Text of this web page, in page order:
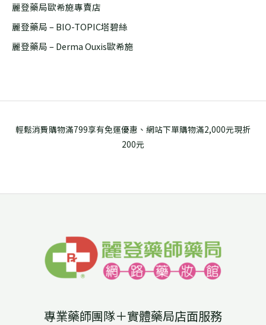
麗登藥局歐希施專賣店
麗登藥局 – BIO-TOPIC塔碧絲
麗登藥局 – Derma Ouxis歐希施
輕鬆消費購物滿799享有免運優惠、網站下單購物滿2,000元現折
200元
專業藥師團隊＋實體藥局店面服務